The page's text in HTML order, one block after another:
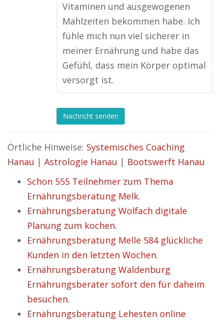
Vitaminen und ausgewogenen
Mahlzeiten bekommen habe. Ich
fühle mich nun viel sicherer in
meiner Ernährung und habe das
Gefühl, dass mein Körper optimal
versorgt ist.
Nachricht senden
Örtliche Hinweise: Systemisches Coaching
Hanau | Astrologie Hanau | Bootswerft Hanau
Schon 555 Teilnehmer zum Thema
Ernährungsberatung Melk.
Ernährungsberatung Wolfach digitale
Planung zum kochen.
Ernährungsberatung Melle 584 glückliche
Kunden in den letzten Wochen.
Ernährungsberatung Waldenburg
Ernährungsberater sofort den für daheim
besuchen.
Ernährungsberatung Lehesten online